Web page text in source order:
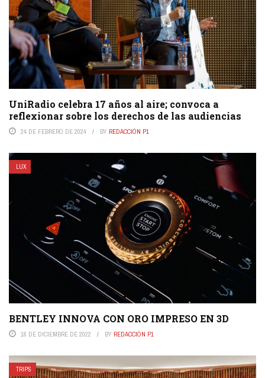
UniRadio celebra 17 años al aire; convoca a
reflexionar sobre los derechos de las audiencias
24 DE FEBRERO DE 2024 BY REDACCIÓN P1
LUX
BENTLEY INNOVA CON ORO IMPRESO EN 3D
16 DE DICIEMBRE DE 2022 BY REDACCIÓN P1
TRIPS